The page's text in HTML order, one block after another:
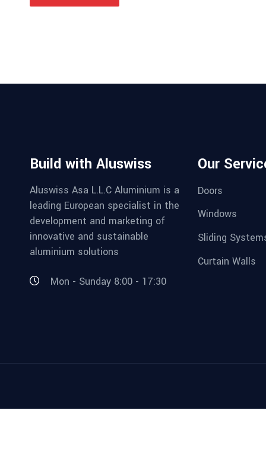
Build with Aluswiss
Aluswiss Asa L.L.C Aluminium is a
leading European specialist in the
development and marketing of
innovative and sustainable
aluminium solutions
Mon - Sunday 8:00 - 17:30
Our
Doors
Windows
Sliding
Curtain Walls